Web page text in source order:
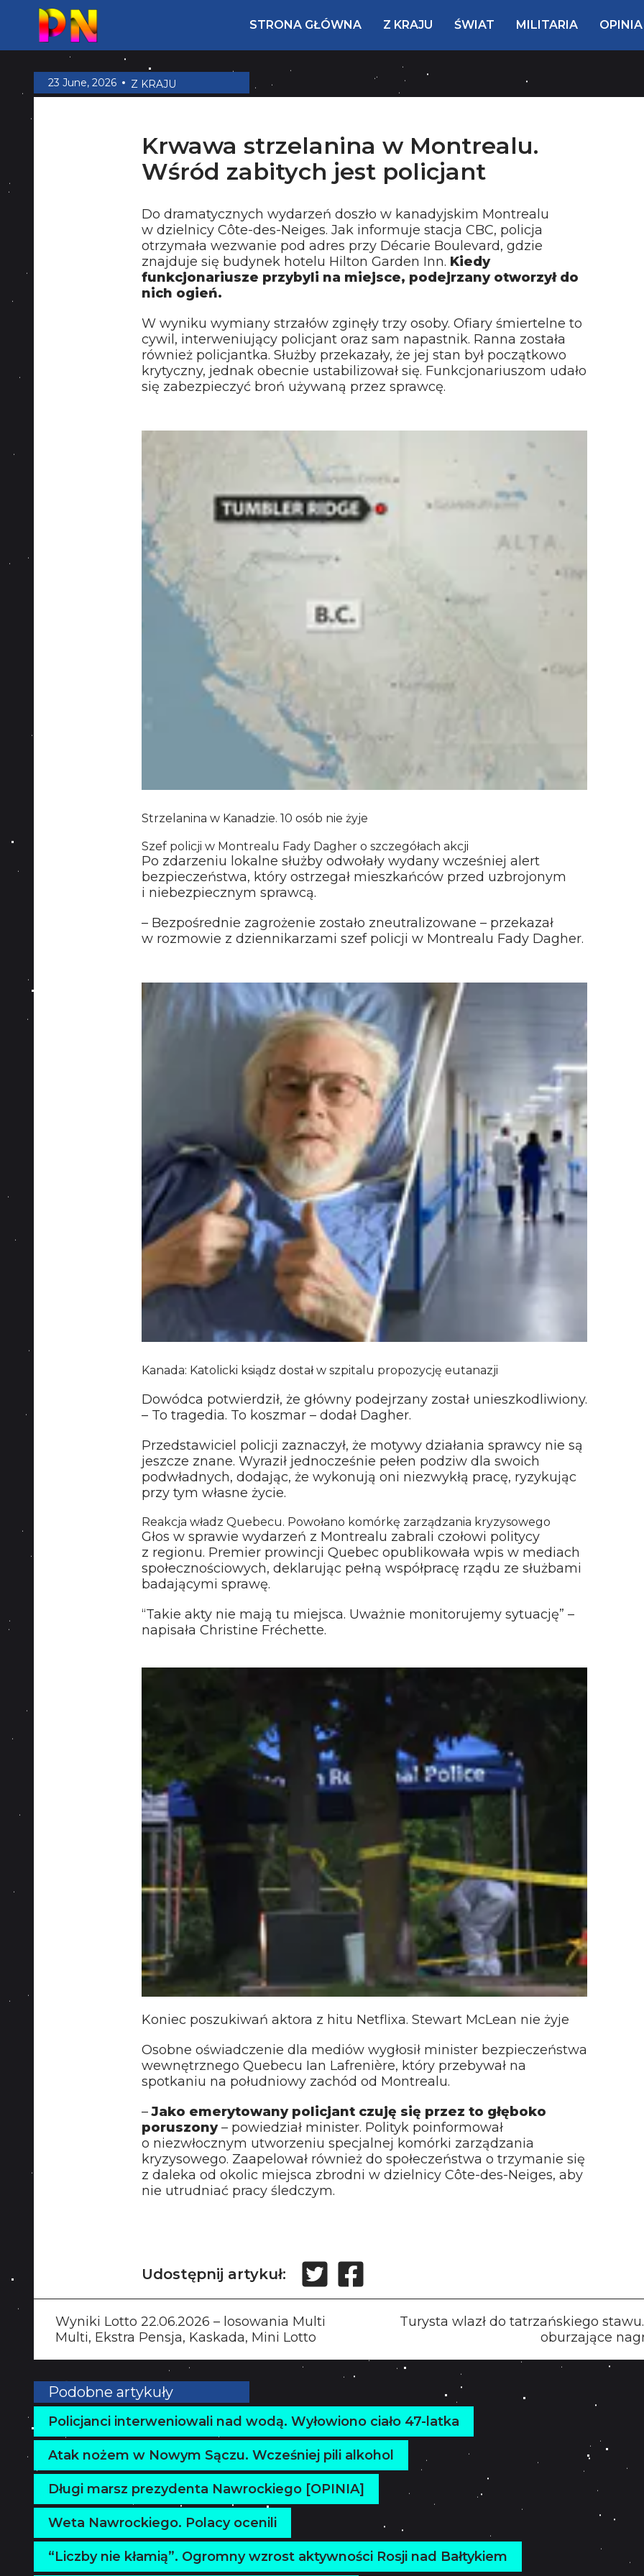
STRONA GŁÓWNA Z KRAJU ŚWIAT MILITARIA OPINIA
23 June, 2026 Z KRAJU
Krwawa strzelanina w Montrealu.
Wśród zabitych jest policjant
Do dramatycznych wydarzeń doszło w kanadyjskim Montrealu
w dzielnicy Côte-des-Neiges. Jak informuje stacja CBC, policja
otrzymała wezwanie pod adres przy Décarie Boulevard, gdzie
znajduje się budynek hotelu Hilton Garden Inn. Kiedy
funkcjonariusze przybyli na miejsce, podejrzany otworzył do
nich ogień.
W wyniku wymiany strzałów zginęły trzy osoby. Ofiary śmiertelne to
cywil, interweniujący policjant oraz sam napastnik. Ranna została
również policjantka. Służby przekazały, że jej stan był początkowo
krytyczny, jednak obecnie ustabilizował się. Funkcjonariuszom udało
się zabezpieczyć broń używaną przez sprawcę.
Strzelanina w Kanadzie. 10 osób nie żyje
Szef policji w Montrealu Fady Dagher o szczegółach akcji
Po zdarzeniu lokalne służby odwołały wydany wcześniej alert
bezpieczeństwa, który ostrzegał mieszkańców przed uzbrojonym
i niebezpiecznym sprawcą.
– Bezpośrednie zagrożenie zostało zneutralizowane – przekazał
w rozmowie z dziennikarzami szef policji w Montrealu Fady Dagher.
Kanada: Katolicki ksiądz dostał w szpitalu propozycję eutanazji
Dowódca potwierdził, że główny podejrzany został unieszkodliwiony.
– To tragedia. To koszmar – dodał Dagher.
Przedstawiciel policji zaznaczył, że motywy działania sprawcy nie są
jeszcze znane. Wyraził jednocześnie pełen podziw dla swoich
podwładnych, dodając, że wykonują oni niezwykłą pracę, ryzykując
przy tym własne życie.
Reakcja władz Quebecu. Powołano komórkę zarządzania kryzysowego
Głos w sprawie wydarzeń z Montrealu zabrali czołowi politycy
z regionu. Premier prowincji Quebec opublikowała wpis w mediach
społecznościowych, deklarując pełną współpracę rządu ze służbami
badającymi sprawę.
“Takie akty nie mają tu miejsca. Uważnie monitorujemy sytuację” –
napisała Christine Fréchette.
Koniec poszukiwań aktora z hitu Netflixa. Stewart McLean nie żyje
Osobne oświadczenie dla mediów wygłosił minister bezpieczeństwa
wewnętrznego Quebecu Ian Lafrenière, który przebywał na
spotkaniu na południowy zachód od Montrealu.
–Jako emerytowany policjant czuję się przez to głęboko
poruszony– powiedział minister. Polityk poinformował
o niezwłocznym utworzeniu specjalnej komórki zarządzania
kryzysowego. Zaapelował również do społeczeństwa o trzymanie się
z daleka od okolic miejsca zbrodni w dzielnicy Côte-des-Neiges, aby
nie utrudniać pracy śledczym.
Udostępnij artykuł:
Wyniki Lotto 22.06.2026 – losowania Multi
Multi, Ekstra Pensja, Kaskada, Mini Lotto
Turysta wlazł do tatrzańskiego
oburzające
Podobne artykuły
Policjanci interweniowali nad wodą. Wyłowiono ciało 47-latka
Atak nożem w Nowym Sączu. Wcześniej pili alkohol
Długi marsz prezydenta Nawrockiego [OPINIA]
Weta Nawrockiego. Polacy ocenili
“Liczby nie kłamią”. Ogromny wzrost aktywności Rosji nad Bałtykiem